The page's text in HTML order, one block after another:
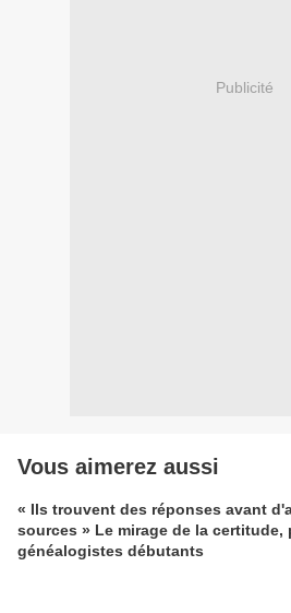
Publicité
Vous aimerez aussi
« Ils trouvent des réponses avant
sources » Le mirage de la
généalogistes débutants